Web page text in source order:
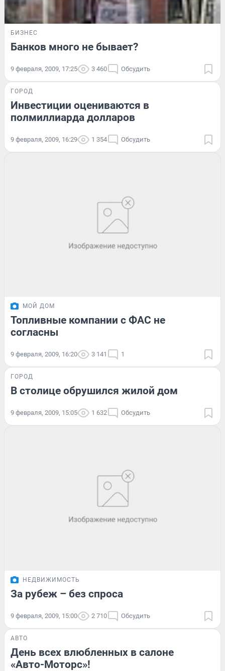
БИЗНЕС
Банков много не бывает?
9 февраля, 2009, 17:25 3 460 Обсудить
ГОРОД
Инвестиции оцениваются в
полмиллиарда долларов
9 февраля, 2009, 16:29 1 354 Обсудить
МОЙ ДОМ
Топливные компании с ФАС не
согласны
9 февраля, 2009, 16:20 3 141 1
ГОРОД
В столице обрушился жилой дом
9 февраля, 2009, 15:05 1 632 Обсудить
НЕДВИЖИМОСТЬ
За рубеж – без спроса
9 февраля, 2009, 15:00 2 710 Обсудить
АВТО
День всех влюбленных в салоне
«Авто-Моторс»!